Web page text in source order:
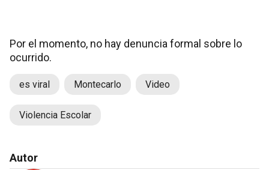
Por el momento, no hay denuncia formal sobre lo
ocurrido.
es viral Montecarlo Video
Violencia Escolar
Autor